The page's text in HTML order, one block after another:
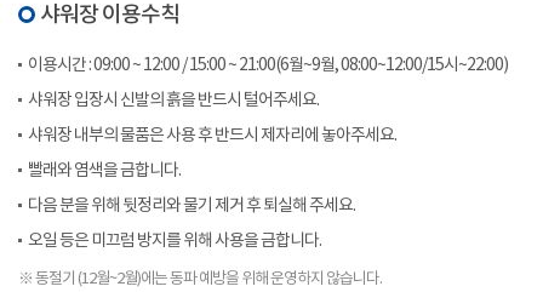
샤워장 이용수칙
이용시간 : 09:00 ~ 12:00 / 15:00 ~ 21:00(6월~9월, 08:00~12:00/15시~22:00)
샤워장 입장시 신발의 흙을 반드시 털어주세요.
샤워장 내부의 물품은 사용 후 반드시 제자리에 놓아주세요.
빨래와 염색을 금합니다.
다음 분을 위해 뒷정리와 물기 제거 후 퇴실해 주세요.
오일 등은 미끄럼 방지를 위해 사용을 금합니다.
※ 동절기 (12월~2월)에는 동파 예방을 위해 운영하지 않습니다.